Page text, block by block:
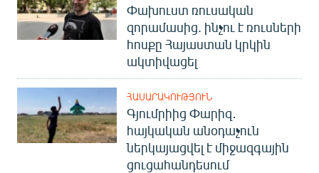
Փախուստ ռուսական
զորամասից. ինչու է ռուսների
հոսքը Հայաստան կրկին
ակտիվացել
ՀԱՍԱՐԱԿՈՒԹՅՈՒՆ
Գյումրիից Փարիզ․
հայկական անօդաչուն
ներկայացվել է միջազգային
ցուցահանդեսում